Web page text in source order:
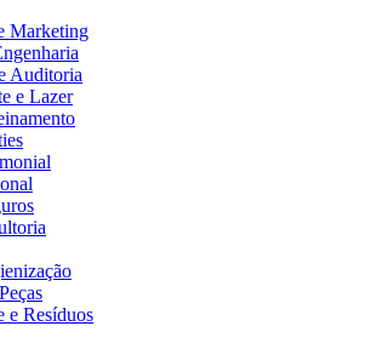
Marketing
Auditoria
e Lazer
e Resíduos